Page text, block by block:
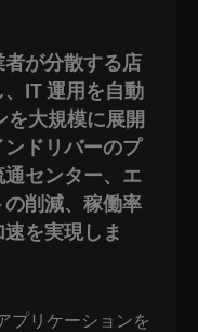
が分散する店
IT 運用を自動
を大規模に展開
ドリバーのプ
センター、エ
削減、稼働率
を実現しま
プリケーションを